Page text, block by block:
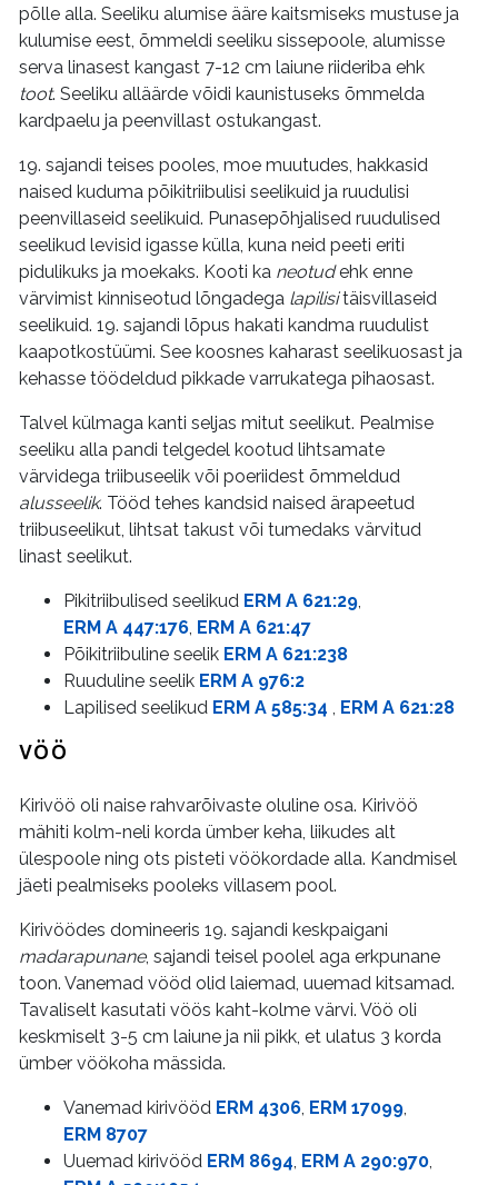
põlle alla. Seeliku alumise ääre kaitsmiseks mustuse ja
kulumise eest, õmmeldi seeliku sissepoole, alumisse
serva linasest kangast 7-12 cm laiune riideriba ehk
toot. Seeliku alläärde võidi kaunistuseks õmmelda
kardpaelu ja peenvillast ostukangast.
19. sajandi teises pooles, moe muutudes, hakkasid
naised kuduma põikitriibulisi seelikuid ja ruudulisi
peenvillaseid seelikuid. Punasepõhjalised ruudulised
seelikud levisid igasse külla, kuna neid peeti eriti
pidulikuks ja moekaks. Kooti ka neotudehk enne
värvimist kinniseotud lõngadega lapilisitäisvillaseid
seelikuid. 19. sajandi lõpus hakati kandma ruudulist
kaapotkostüümi. See koosnes kaharast seelikuosast ja
kehasse töödeldud pikkade varrukatega pihaosast.
Talvel külmaga kanti seljas mitut seelikut. Pealmise
seeliku alla pandi telgedel kootud lihtsamate
värvidega triibuseelik või poeriidest õmmeldud
alusseelik. Tööd tehes kandsid naised ärapeetud
triibuseelikut, lihtsat takust või tumedaks värvitud
linast seelikut.
Pikitriibulised seelikud ERM A 621:29,
ERM A 447:176, ERM A 621:47
Põikitriibuline seelik ERM A 621:238
Ruuduline seelik ERM A 976:2
Lapilised seelikud ERM A 585:34 , ERM A 621:28
VÖÖ
Kirivöö oli naise rahvarõivaste oluline osa. Kirivöö
mähiti kolm-neli korda ümber keha, liikudes alt
ülespoole ning ots pisteti vöökordade alla. Kandmisel
jäeti pealmiseks pooleks villasem pool.
Kirivöödes domineeris 19. sajandi keskpaigani
madarapunane, sajandi teisel poolel aga erkpunane
toon. Vanemad vööd olid laiemad, uuemad kitsamad.
Tavaliselt kasutati vöös kaht-kolme värvi. Vöö oli
keskmiselt 3-5 cm laiune ja nii pikk, et ulatus 3 korda
ümber vöökoha mässida.
Vanemad kirivööd ERM 4306, ERM 17099,
ERM 8707
Uuemad kirivööd ERM 8694, ERM A 290:970,